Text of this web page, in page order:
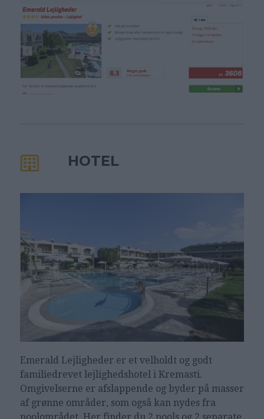
HOTEL
Emerald Lejligheder er et velholdt og godt
familiedrevet lejlighedshotel i Kremasti.
Omgivelserne er afslappende og byder på masser
af grønne områder, som også kan nydes fra